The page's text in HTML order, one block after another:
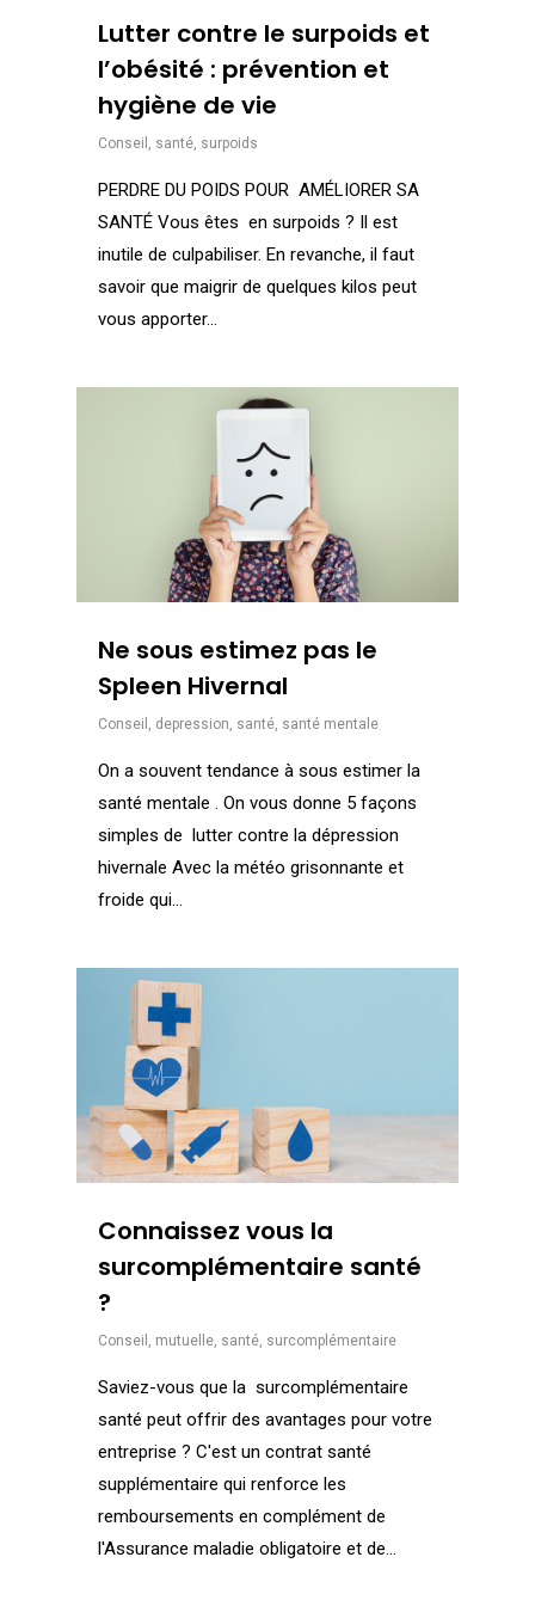
Lutter contre le surpoids et
l’obésité : prévention et
hygiène de vie
Conseil , santé, surpoids
PERDRE DU POIDS POUR AMÉLIORER SA
SANTÉ Vous êtes en surpoids ? Il est
inutile de culpabiliser. En revanche, il faut
savoir que maigrir de quelques kilos peut
vous apporter...
Ne sous estimez pas le
Spleen Hivernal
Conseil , depression, santé, santé mentale
On a souvent tendance à sous estimer la
santé mentale . On vous donne 5 façons
simples de lutter contre la dépression
hivernale Avec la météo grisonnante et
froide qui...
Connaissez vous la
surcomplémentaire santé
?
Conseil , mutuelle, santé, surcomplémentaire
Saviez-vous que la surcomplémentaire
santé peut offrir des avantages pour votre
entreprise ? C'est un contrat santé
supplémentaire qui renforce les
remboursements en complément de
l'Assurance maladie obligatoire et de...